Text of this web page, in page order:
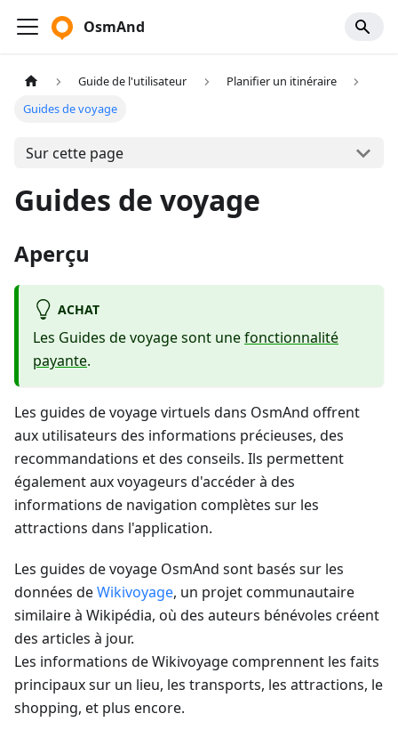
OsmAnd
Guide de l'utilisateur
Planifier un itinéraire
Guides de voyage
Sur cette page
Guides de voyage
Aperçu
ACHAT
Les Guides de voyage sont unefonctionnalité
payante.
Les guides de voyage virtuels dans OsmAnd offrent
aux utilisateurs des informations précieuses, des
recommandations et des conseils. Ils permettent
également aux voyageurs d'accéder à des
informations de navigation complètes sur les
attractions dans l'application.
Les guides de voyage OsmAnd sont basés sur les
données deWikivoyage, un projet communautaire
similaire à Wikipédia, où des auteurs bénévoles créent
des articles à jour.
Les informations de Wikivoyage comprennent les faits
principaux sur un lieu, les transports, les attractions, le
shopping, et plus encore.